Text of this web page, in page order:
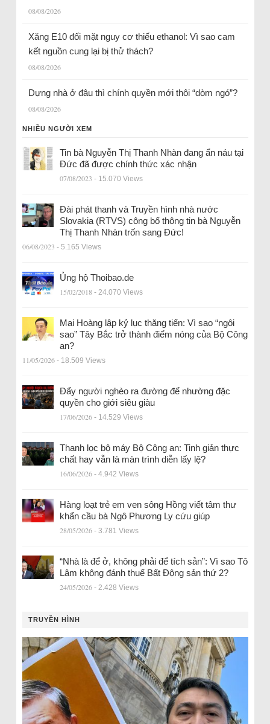
08/08/2026
Xăng E10 đối mặt nguy cơ thiếu ethanol: Vì sao cam
kết nguồn cung lại bị thử thách?
08/08/2026
Dựng nhà ở đâu thì chính quyền mới thôi “dòm ngó”?
08/08/2026
NHIỀU NGƯỜI XEM
Tin bà Nguyễn Thị Thanh Nhàn đang ẩn náu tại
Đức đã được chính thức xác nhận
07/08/2023 - 15.070 Views
Đài phát thanh và Truyền hình nhà nước
Slovakia (RTVS) công bố thông tin bà Nguyễn
Thị Thanh Nhàn trốn sang Đức!
06/08/2023 - 5.165 Views
Ủng hộ Thoibao.de
15/02/2018 - 24.070 Views
Mai Hoàng lập kỷ lục thăng tiến: Vì sao “ngôi
sao” Tây Bắc trở thành điểm nóng của Bộ Công
an?
11/05/2026 - 18.509 Views
Đẩy người nghèo ra đường để nhường đặc
quyền cho giới siêu giàu
17/06/2026 - 14.529 Views
Thanh lọc bộ máy Bộ Công an: Tinh giản thực
chất hay vẫn là màn trình diễn lấy lệ?
16/06/2026 - 4.942 Views
Hàng loạt trẻ em ven sông Hồng viết tâm thư
khẩn cầu bà Ngô Phương Ly cứu giúp
28/05/2026 - 3.781 Views
“Nhà là để ở, không phải để tích sản”: Vì sao Tô
Lâm không đánh thuế Bất Động sản thứ 2?
24/05/2026 - 2.428 Views
TRUYỀN HÌNH